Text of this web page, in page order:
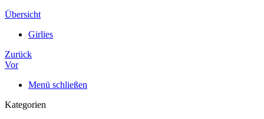
Übersicht
Girlies
Zurück
Vor
Menü schließen
Kategorien